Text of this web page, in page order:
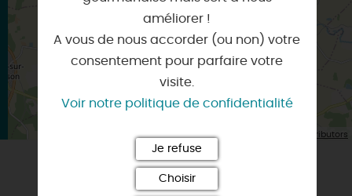
Leaflet| Map data © OpenStreetMap contributors
VOUS AIMEREZ AUSSI
améliorer !
A vous de nous accorder (ou non) votre
consentement pour parfaire votre
visite.
Voir notre politique de confidentialité
Je refuse
Choisir